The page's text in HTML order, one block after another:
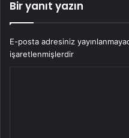
Bir yanıt yazın
E-posta adresiniz
işaretlenmişlerdir